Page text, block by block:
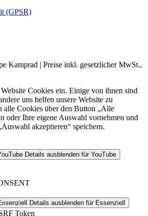
(GPSR)
Kamprad | Preise inkl. gesetzlicher MwSt.,
Cookies ein. Einige von ihnen sind
uns helfen unsere Website zu
alle Cookies über den Button „Alle
oder Ihre eigene Auswahl vornehmen und
akzeptieren“ speichern.
Details ausblenden für YouTube
Details ausblenden für Essenziell
Token